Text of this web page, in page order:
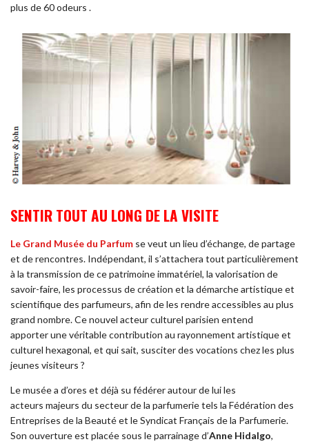
plus de 60 odeurs .
SENTIR TOUT AU LONG DE LA VISITE
Le Grand Musée du Parfum se veut un lieu d’échange, de partage
et de rencontres. Indépendant, il s’attachera tout particulièrement
à la transmission de ce patrimoine immatériel, la valorisation de
savoir-faire, les processus de création et la démarche artistique et
scientifique des parfumeurs, afin de les rendre accessibles au plus
grand nombre. Ce nouvel acteur culturel parisien entend
apporter une véritable contribution au rayonnement artistique et
culturel hexagonal, et qui sait, susciter des vocations chez les plus
jeunes visiteurs ?
Le musée a d’ores et déjà su fédérer autour de lui les
acteurs majeurs du secteur de la parfumerie tels la Fédération des
Entreprises de la Beauté et le Syndicat Français de la Parfumerie.
Son ouverture est placée sous le parrainage d’Anne Hidalgo,